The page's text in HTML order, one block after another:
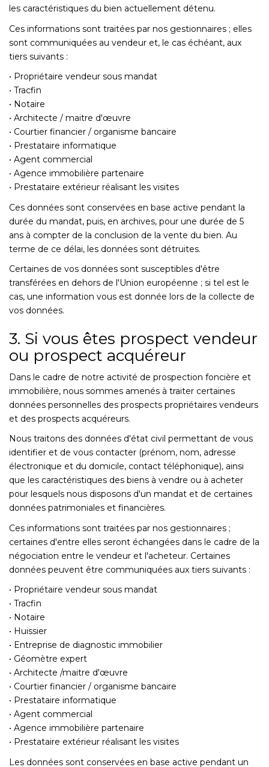
les caractéristiques du bien actuellement détenu.
Ces informations sont traitées par nos gestionnaires ; elles
sont communiquées au vendeur et, le cas échéant, aux
tiers suivants :
• Propriétaire vendeur sous mandat
• Tracfin
• Notaire
• Architecte / maitre d'œuvre
• Courtier financier / organisme bancaire
• Prestataire informatique
• Agent commercial
• Agence immobilière partenaire
• Prestataire extérieur réalisant les visites
Ces données sont conservées en base active pendant la
durée du mandat, puis, en archives, pour une durée de 5
ans à compter de la conclusion de la vente du bien. Au
terme de ce délai, les données sont détruites.
Certaines de vos données sont susceptibles d'être
transférées en dehors de l'Union européenne ; si tel est le
cas, une information vous est donnée lors de la collecte de
vos données.
3. Si vous êtes prospect vendeur
ou prospect acquéreur
Dans le cadre de notre activité de prospection foncière et
immobilière, nous sommes amenés à traiter certaines
données personnelles des prospects propriétaires vendeurs
et des prospects acquéreurs.
Nous traitons des données d'état civil permettant de vous
identifier et de vous contacter (prénom, nom, adresse
électronique et du domicile, contact téléphonique), ainsi
que les caractéristiques des biens à vendre ou à acheter
pour lesquels nous disposons d'un mandat et de certaines
données patrimoniales et financières.
Ces informations sont traitées par nos gestionnaires ;
certaines d'entre elles seront échangées dans le cadre de la
négociation entre le vendeur et l'acheteur. Certaines
données peuvent être communiquées aux tiers suivants :
• Propriétaire vendeur sous mandat
• Tracfin
• Notaire
• Huissier
• Entreprise de diagnostic immobilier
• Géomètre expert
• Architecte /maitre d'œuvre
• Courtier financier / organisme bancaire
• Prestataire informatique
• Agent commercial
• Agence immobilière partenaire
• Prestataire extérieur réalisant les visites
Les données sont conservées en base active pendant un